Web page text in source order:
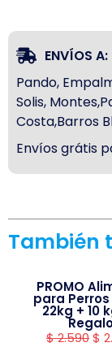
ENVÍOS A:
Pando,
Solis,
Costa,Barros
Envíos grátis
También
PROMO
para
22kg + 10
$2.590$